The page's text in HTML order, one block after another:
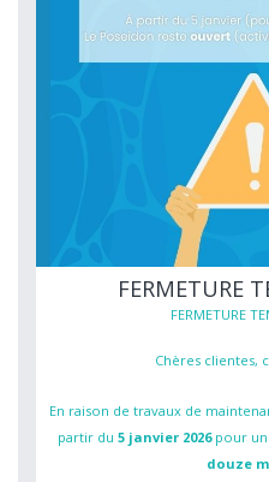
FERMETURE
FERMETURE
Chères clientes,
En raison de travaux de
partir du 5 janvier 2026pour
douze